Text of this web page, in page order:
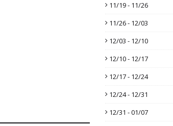
11/19 - 11/26
11/26 - 12/03
12/03 - 12/10
12/10 - 12/17
12/17 - 12/24
12/24 - 12/31
12/31 - 01/07